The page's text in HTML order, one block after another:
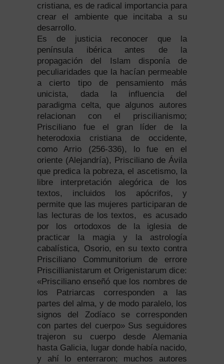
cristiana, es de radical importancia para
crear el ambiente que incitaba a su
desarrollo.
Es de justicia reconocer que la
península ibérica antes de la
propagación del Islam disponía de
peculiaridades que la hacían permeable
a cierto tipo de pensamiento más
unicista, dada la influencia del
paradigma celta, que algunos autores
relacionan con el priscilianismo;
Prisciliano fue el gran líder de la
heterodoxia cristiana de occidente,
como Arrio (256-336), lo fue en el
oriente (Alejandría), Prisciliano de Ávila
que predica la pobreza, el ascetismo, la
libre interpretación alegórica de los
textos, incluidos los apócrifos, y
permite que las mujeres participaran de
las lecturas de los textos, es acusado
por los ortodoxos de la iglesia de
practicar la magia y la astrología
cabalística, Osorio, en su texto contra
Prisciliano Communitorium de errore
Priscillianistarum et Origenistarum dice:
«Prisciliano enseñó que los nombres de
los Patriarcas corresponden a las
partes del alma, y de modo paralelo, los
signos del Zodíaco se corresponden
con partes del cuerpo» Sus seguidores
trajeron su cuerpo desde Alemania
hasta Galicia, lugar donde había nacido,
y ahí lo enterraron; muchos autores